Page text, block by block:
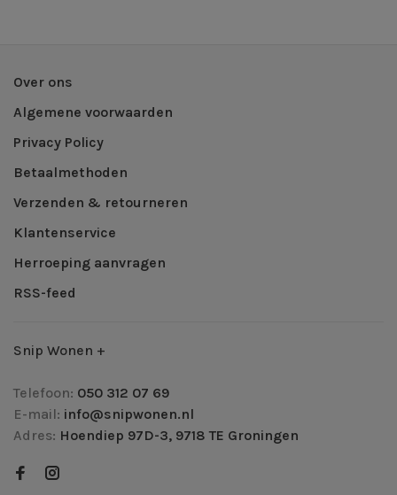
Over ons
Algemene voorwaarden
Privacy Policy
Betaalmethoden
Verzenden & retourneren
Klantenservice
Herroeping aanvragen
RSS-feed
Snip Wonen +
Telefoon: 050 312 07 69
E-mail: info@snipwonen.nl
Adres: Hoendiep 97D-3, 9718 TE Groningen